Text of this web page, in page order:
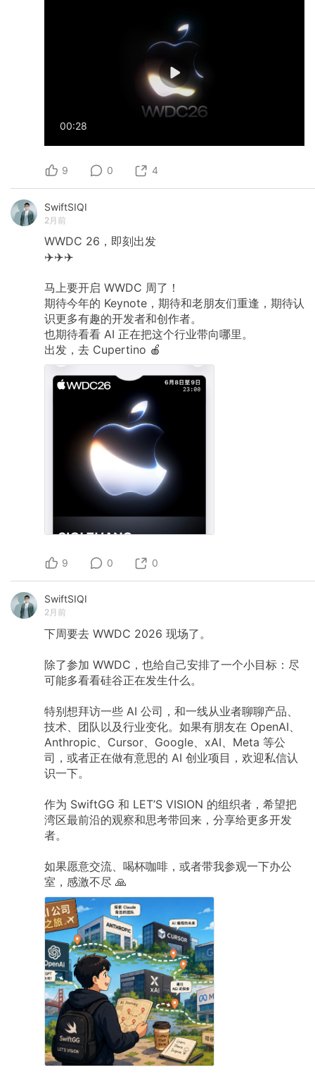
00:28
9 0 4
SwiftSIQI
2月前
WWDC 26，即刻出发
✈️✈️✈️
马上要开启 WWDC 周了！
期待今年的 Keynote，期待和老朋友们重逢，期待认
识更多有趣的开发者和创作者。
也期待看看 AI 正在把这个行业带向哪里。
出发，去 Cupertino 🍎
9 0 0
SwiftSIQI
2月前
下周要去 WWDC 2026 现场了。
除了参加 WWDC，也给自己安排了一个小目标：尽
可能多看看硅谷正在发生什么。
特别想拜访一些 AI 公司，和一线从业者聊聊产品、
技术、团队以及行业变化。如果有朋友在 OpenAI、
Anthropic、Cursor、Google、xAI、Meta 等公
司，或者正在做有意思的 AI 创业项目，欢迎私信认
识一下。
作为 SwiftGG 和 LET’S VISION 的组织者，希望把
湾区最前沿的观察和思考带回来，分享给更多开发
者。
如果愿意交流、喝杯咖啡，或者带我参观一下办公
室，感激不尽 🙏